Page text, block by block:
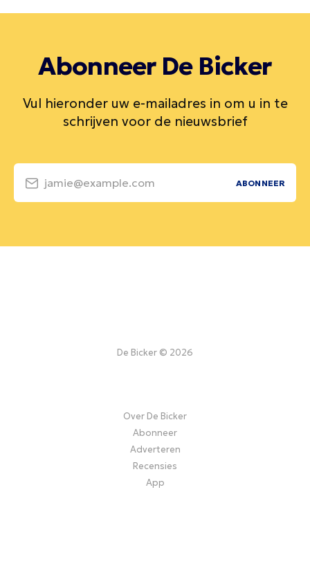
Abonneer De Bicker
Vul hieronder uw e-mailadres in om u in te
schrijven voor de nieuwsbrief
jamie@example.com ABONNEER
De Bicker © 2026
Over De Bicker
Abonneer
Adverteren
Recensies
App